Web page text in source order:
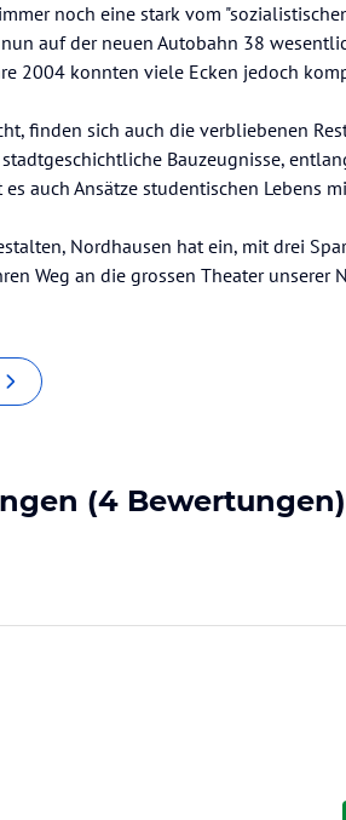
noch eine stark vom
auf der neuen Autobahn 38
2004 konnten viele Ecken jedoch
finden sich auch die verbliebenen
Bauzeugnisse,
auch Ansätze studentischen Lebens
Nordhausen hat ein, mit drei
Weg an die grossen Theater unserer
(4 Bewertungen)